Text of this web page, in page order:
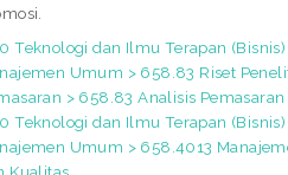
Teknologi dan Ilmu Terapan
Umum > 658.83 Riset
> 658.83 Analisis Pemasaran
Teknologi dan Ilmu Terapan
Umum > 658.4013
Kualitas